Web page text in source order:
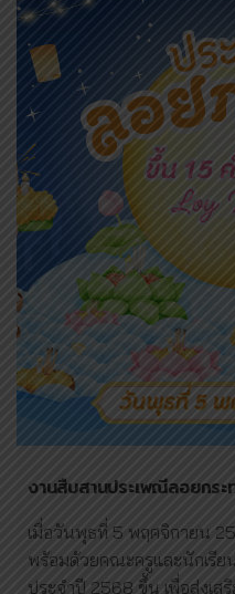
งานสืบสานประเพณีลอยกร
เมื่อวันพุธที่ 5 พฤศจิกายน
พร้อมด้วยคณะครูและนักเรีย
ประจำปี 2568 ขึ้น เพื่อส่งเส